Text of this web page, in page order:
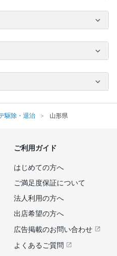
駆除・退治 山形県
ご利用ガイド
はじめての方へ
ご満足度保証について
法人利用の方へ
出店希望の方へ
広告掲載のお問い合わせ
よくあるご質問